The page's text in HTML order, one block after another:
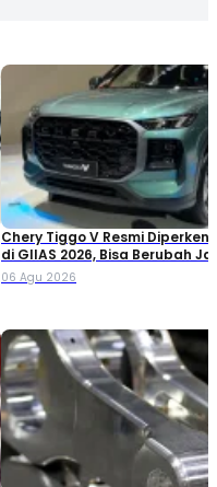
Chery Tiggo V Resmi
di GIIAS 2026, Bisa Berubah
Double Cabin
06 Agu 2026